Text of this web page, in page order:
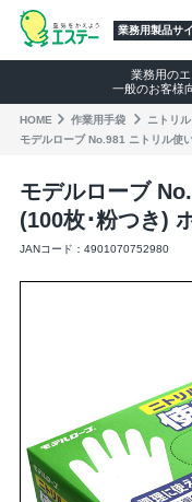
業務用製品サ
業務用の
一般のお客様
HOME 作業⽤⼿袋
ニトリル
モデルローブ No.981 ニトリル使
モデルローブ
(100枚･粉つき)
JANコード：4901070752980